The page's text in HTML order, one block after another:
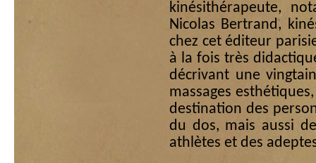
kinésithérapeute,
Nicolas Bertrand,
chez cet éditeur
à la fois très
décrivant une
massages
destination des
du dos, mais aussi
athlètes et des